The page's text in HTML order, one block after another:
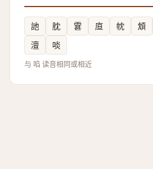
訑 䏙 䨢 㡺 帎 䪴
澶
啖
与 啗 读音相同或相近